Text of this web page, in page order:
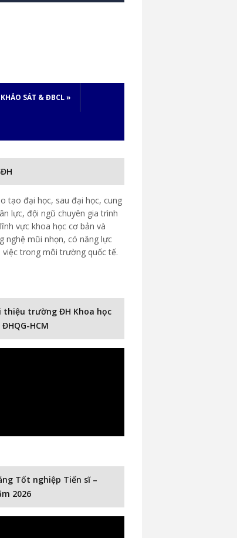
KHẢO SÁT & ĐBCL»
tạo đại học, sau đại học, cung
lực, đội ngũ chuyên gia trình
vực khoa học cơ bản và
nghệ mũi nhọn, có năng lực
việc trong môi trường quốc tế.
thiệu trường ĐH Khoa học
HCM
Tốt nghiệp Tiến sĩ –
2026